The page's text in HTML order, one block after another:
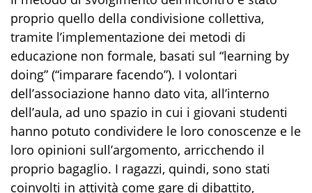
proprio quello della condivisione collettiva,
tramite l’implementazione dei metodi di
educazione non formale, basati sul “learning by
doing” (“imparare facendo”). I volontari
dell’associazione hanno dato vita, all’interno
dell’aula, ad uno spazio in cui i giovani studenti
hanno potuto condividere le loro conoscenze e le
loro opinioni sull’argomento, arricchendo il
proprio bagaglio. I ragazzi, quindi, sono stati
coinvolti in attività come gare di dibattito,